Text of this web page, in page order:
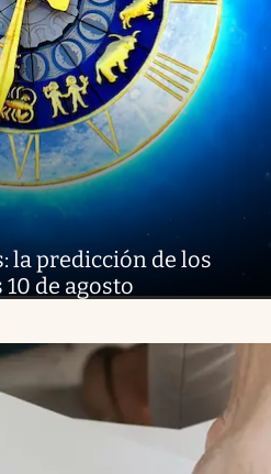
la predicción de los
de agosto